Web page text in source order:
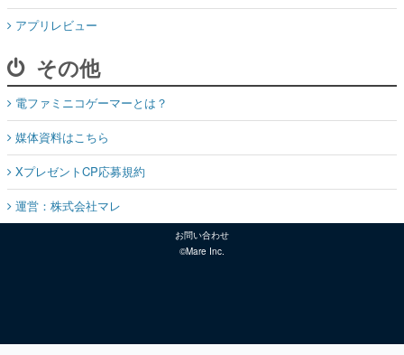
アプリレビュー
その他
電ファミニコゲーマーとは？
媒体資料はこちら
XプレゼントCP応募規約
運営：株式会社マレ
お問い合わせ
©Mare Inc.